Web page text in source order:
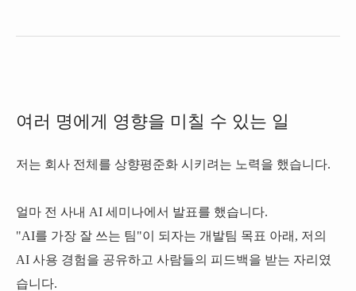
여러 명에게 영향을 미칠 수 있는 일
저는 회사 전체를 상향평준화 시키려는 노력을 했습니다.
얼마 전 사내 AI 세미나에서 발표를 했습니다.
"AI를 가장 잘 쓰는 팀"이 되자는 개발팀 목표 아래, 저의
AI 사용 경험을 공유하고 사람들의 피드백을 받는 자리였
습니다.